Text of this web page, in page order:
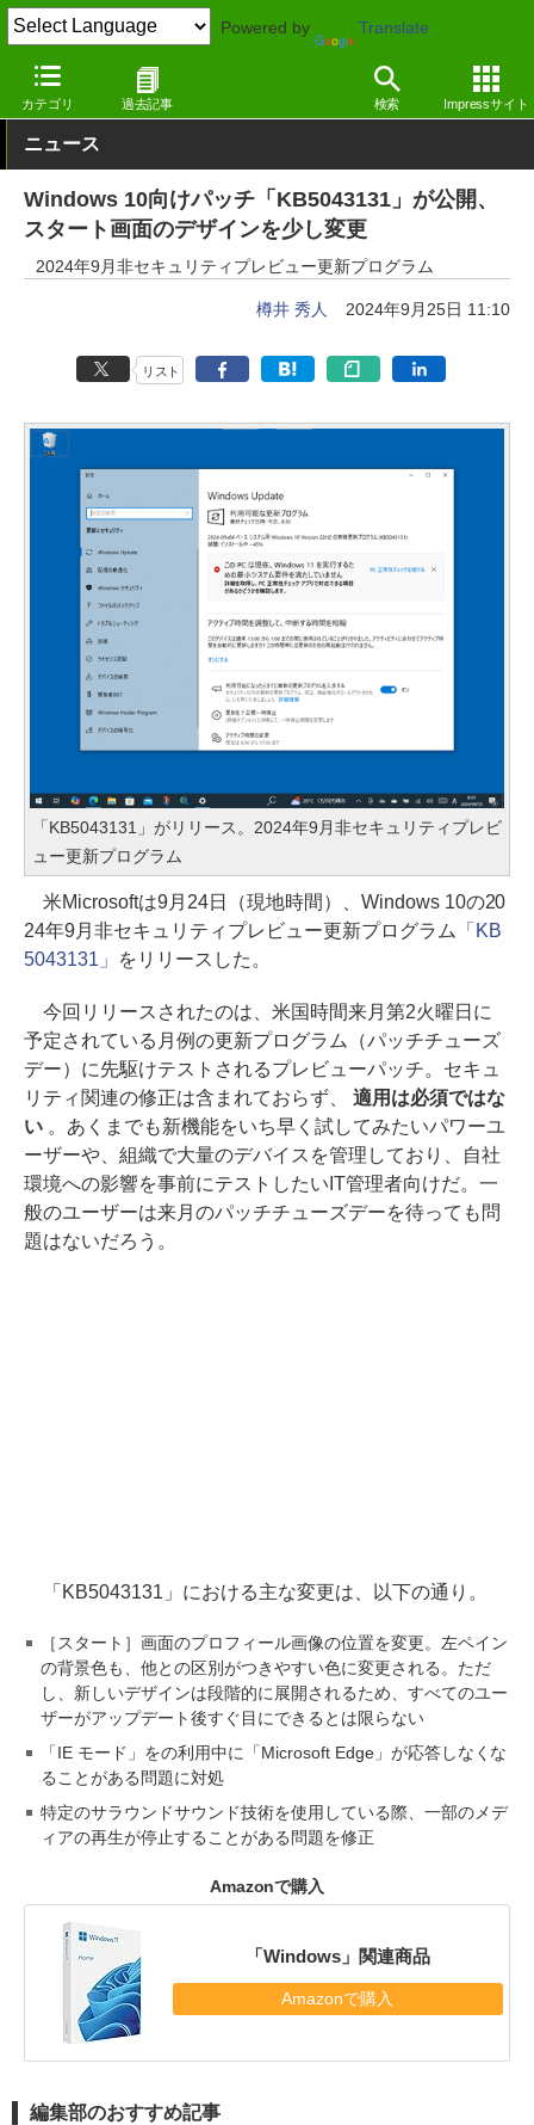
Powered by Translate
カテゴリ 過去記事 検索 Impressサイト
窓の杜 システム・ファイル Windows
ニュース
Windows 10向けパッチ「KB5043131」が公開、
スタート画面のデザインを少し変更
2024年9月非セキュリティプレビュー更新プログラム
樽井 秀人 2024年9月25日 11:10
リスト
「KB5043131」がリリース。2024年9月非セキュリティプレビ
ュー更新プログラム
米Microsoftは9月24日（現地時間）、Windows 10の20
24年9月非セキュリティプレビュー更新プログラム 「KB
5043131」
をリリースした。
今回リリースされたのは、米国時間来月第2火曜日に
予定されている月例の更新プログラム（パッチチューズ
デー）に先駆けテストされるプレビューパッチ。セキュ
リティ関連の修正は含まれておらず、
適用は必須ではな
い 。あくまでも新機能をいち早く試してみたいパワーユ
ーザーや、組織で大量のデバイスを管理しており、自社
環境への影響を事前にテストしたいIT管理者向けだ。一
般のユーザーは来月のパッチチューズデーを待っても問
題はないだろう。
「KB5043131」における主な変更は、以下の通り。
［スタート］画面のプロフィール画像の位置を変更。左ペイン
の背景色も、他との区別がつきやすい色に変更される。ただ
し、新しいデザインは段階的に展開されるため、すべてのユー
ザーがアップデート後すぐ目にできるとは限らない
「IE モード」をの利用中に「Microsoft Edge」が応答しなくな
ることがある問題に対処
特定のサラウンドサウンド技術を使用している際、一部のメデ
ィアの再生が停止することがある問題を修正
Amazonで購入
「Windows」関連商品
Amazonで購入
編集部のおすすめ記事